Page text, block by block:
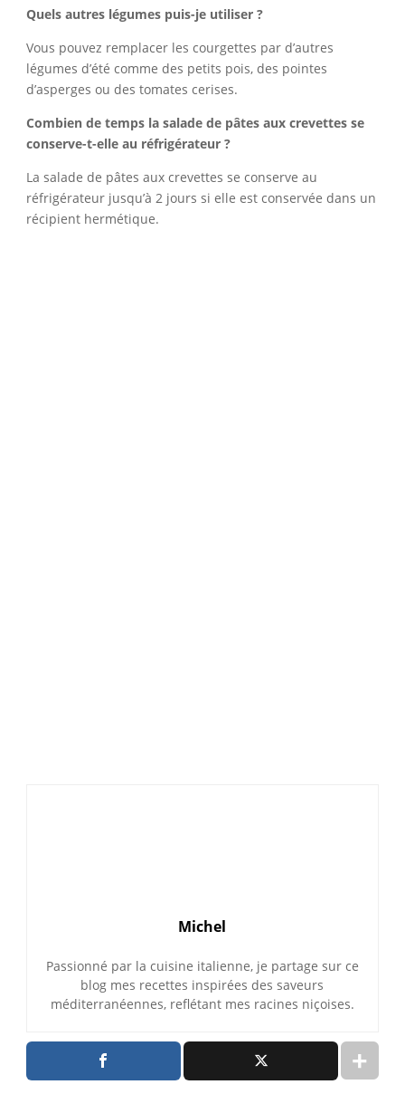
Quels autres légumes puis-je utiliser ?
Vous pouvez remplacer les courgettes par d’autres
légumes d’été comme des petits pois, des pointes
d’asperges ou des tomates cerises.
Combien de temps la salade de pâtes aux crevettes se
conserve-t-elle au réfrigérateur ?
La salade de pâtes aux crevettes se conserve au
réfrigérateur jusqu’à 2 jours si elle est conservée dans un
récipient hermétique.
Michel
Passionné par la cuisine italienne, je partage sur ce
blog mes recettes inspirées des saveurs
méditerranéennes, reflétant mes racines niçoises.